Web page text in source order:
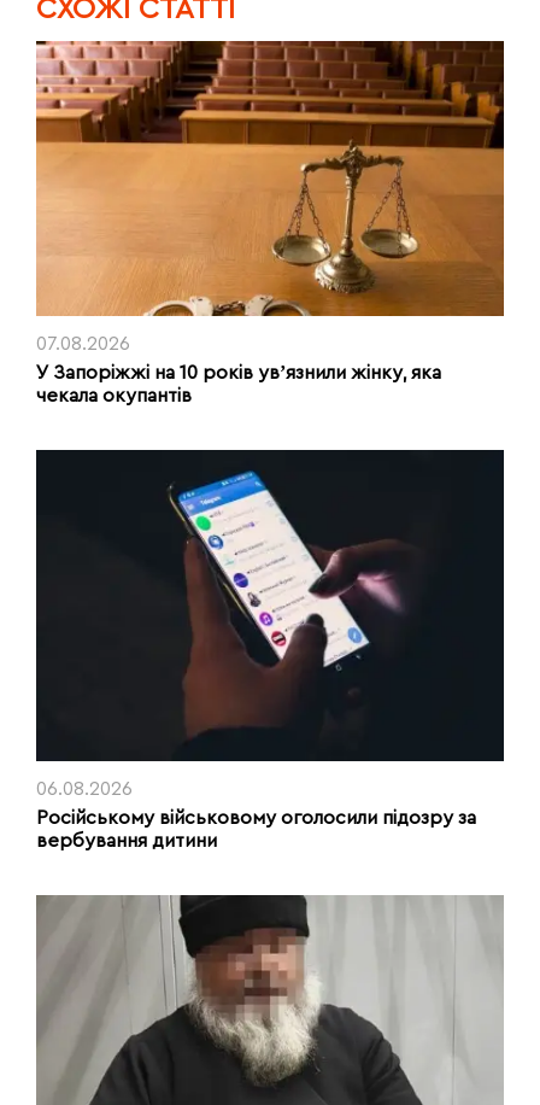
CХОЖІ СТАТТІ
07.08.2026
У Запоріжжі на 10 років увʼязнили жінку, яка
чекала окупантів
06.08.2026
Російському військовому оголосили підозру за
вербування дитини